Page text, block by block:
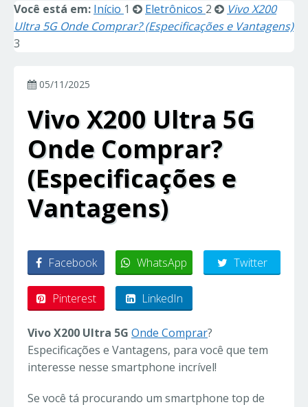
Você está em: Início 1 Eletrônicos 2
Vivo X200
Ultra 5G Onde Comprar? (Especificações e Vantagens)
3
05/11/2025
Vivo X200 Ultra 5G
Onde Comprar?
(Especificações e
Vantagens)
Facebook WhatsApp Twitter
Pinterest LinkedIn
Vivo X200 Ultra 5G Onde Comprar?
Especificações e Vantagens, para você que tem
interesse nesse smartphone incrível!
Se você tá procurando um smartphone top de